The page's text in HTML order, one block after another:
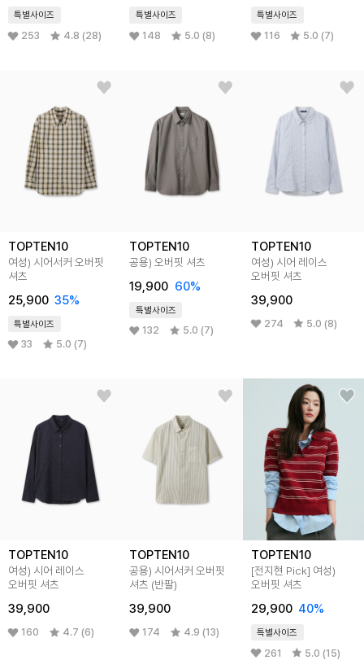
특별사이즈
253 4.8 (28)
특별사이즈
148 5.0 (8)
특별사이즈
116 5.0 (7)
TOPTEN10
여성) 시어서커 오버핏
셔츠
25,900 35%
특별사이즈
33 5.0 (7)
TOPTEN10
공용) 오버핏 셔츠
19,900 60%
특별사이즈
132 5.0 (7)
TOPTEN10
여성) 시어 레이스
오버핏 셔츠
39,900
274 5.0 (8)
TOPTEN10
여성) 시어 레이스
오버핏 셔츠
39,900
160 4.7 (6)
TOPTEN10
공용) 시어서커 오버핏
셔츠 (반팔)
39,900
174 4.9 (13)
TOPTEN10
[전지현 Pick] 여성)
오버핏 셔츠
29,900 40%
특별사이즈
261 5.0 (15)